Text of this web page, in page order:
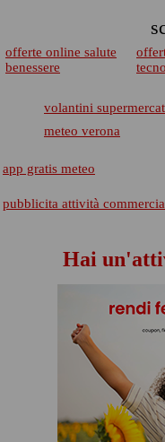
offerte online salute
benessere
volantini
meteo verona
app gratis meteo
pubblicita attività
Hai